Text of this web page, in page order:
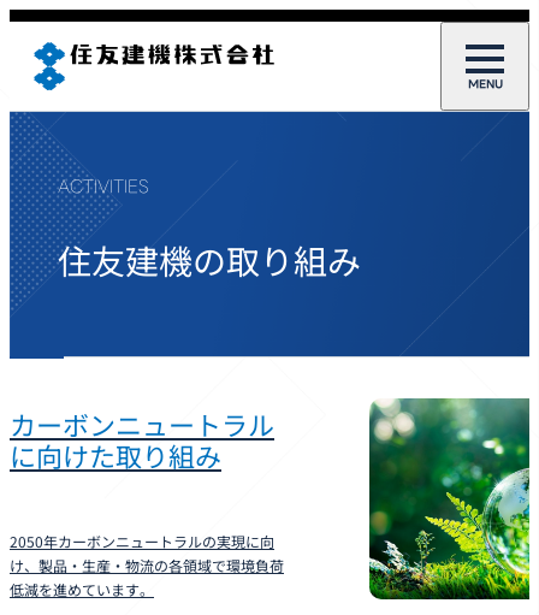
住友建機の取り組み
ACTIVITIES
カーボンニュートラル
に向けた取り組み
2050年カーボンニュートラルの実現に向
け、製品・生産・物流の各領域で環境負荷
低減を進めています。